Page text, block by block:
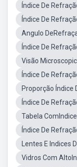
Índice De
Índice De
Angulo
Índice De
Visão
Índice De
Proporção Índice
Índice De
Tabela
Índice De
Lentes E Indices
Vidros Com